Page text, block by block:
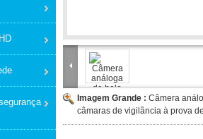
Imagem Grande : Câmera
câmaras de vigilância à prova